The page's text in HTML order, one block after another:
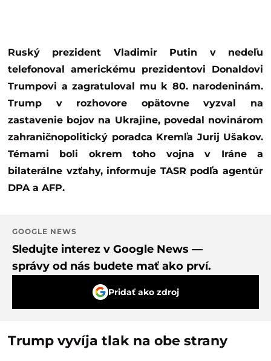
Ruský prezident Vladimir Putin v nedeľu
telefonoval americkému prezidentovi Donaldovi
Trumpovi a zagratuloval mu k 80. narodeninám.
Trump v rozhovore opätovne vyzval na
zastavenie bojov na Ukrajine, povedal novinárom
zahraničnopolitický poradca Kremľa Jurij Ušakov.
Témami boli okrem toho vojna v Iráne a
bilaterálne vzťahy, informuje TASR podľa agentúr
DPA a AFP.
GOOGLE NEWS
Sledujte interez v Google News —
správy od nás budete mať ako prví.
Pridať ako zdroj
Trump vyvíja tlak na obe strany